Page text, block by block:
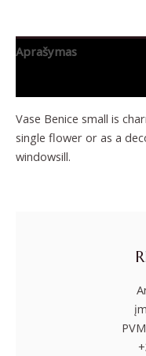
Aprašymas
Vase Benice small is
single flower or as a
windowsill.